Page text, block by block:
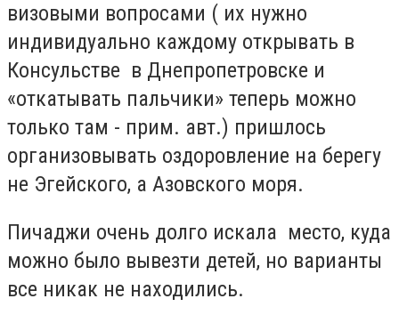
визовыми вопросами ( их нужно
индивидуально каждому открывать в
Консульстве в Днепропетровске и
«откатывать пальчики» теперь можно
только там - прим. авт.) пришлось
организовывать оздоровление на берегу
не Эгейского, а Азовского моря.
Пичаджи очень долго искала место, куда
можно было вывезти детей, но варианты
все никак не находились.